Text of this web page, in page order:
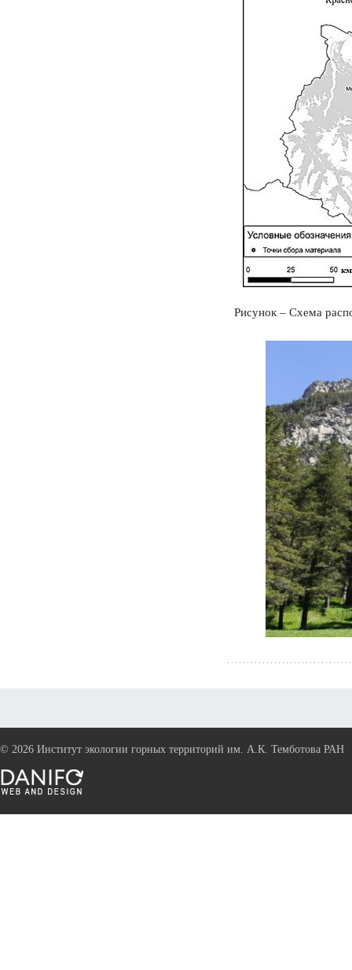
Рисунок – Схема
© 2026 Институт экологии горных территорий им. А.К. Темботова РАН